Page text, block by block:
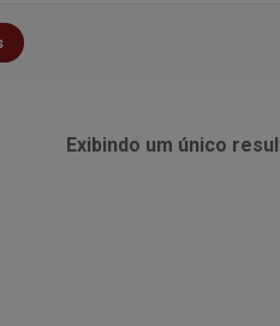
Exibindo um único